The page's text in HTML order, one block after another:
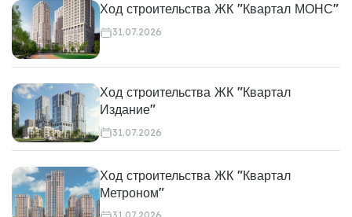
Ход строительства ЖК "Квартал МОНС"
31.07.2026
Ход строительства ЖК "Квартал
Издание"
31.07.2026
Ход строительства ЖК "Квартал
Метроном"